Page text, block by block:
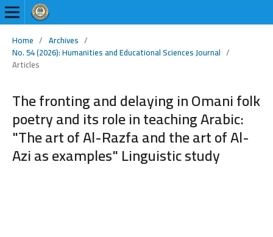
Home / Archives /
No. 54 (2026): Humanities and Educational Sciences Journal /
Articles
The fronting and delaying in Omani folk
poetry and its role in teaching Arabic:
"The art of Al-Razfa and the art of Al-
Azi as examples" Linguistic study